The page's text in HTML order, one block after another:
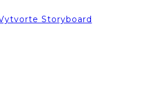
Storyboard